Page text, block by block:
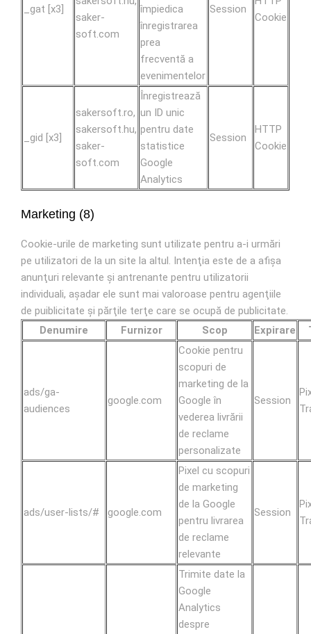
_gat [x3]
saker-
soft.com
împiedica
înregistrarea
prea
frecventă a
evenimentelor
Session
Cookie
_gid [x3]
sakersoft.ro,
sakersoft.hu,
saker-
soft.com
Înregistrează
un ID unic
pentru date
statistice
Google
Analytics
Session
HTTP
Cookie
Marketing (8)
Cookie-urile de marketing sunt utilizate pentru a-i urmări
pe utilizatori de la un site la altul. Intenţia este de a afişa
anunţuri relevante şi antrenante pentru utilizatorii
individuali, aşadar ele sunt mai valoroase pentru agenţiile
de puiblicitate şi părţile terţe care se ocupă de publicitate.
Denumire
Furnizor Scop Expirare
ads/ga-
audiences
google.com
Cookie pentru
scopuri de
marketing de la
Google în
vederea livrării
de reclame
personalizate
Session
ads/user-lists/# google.com
Pixel cu scopuri
de marketing
de la Google
pentru livrarea
de reclame
relevante
Session
Trimite date la
Google
Analytics
despre